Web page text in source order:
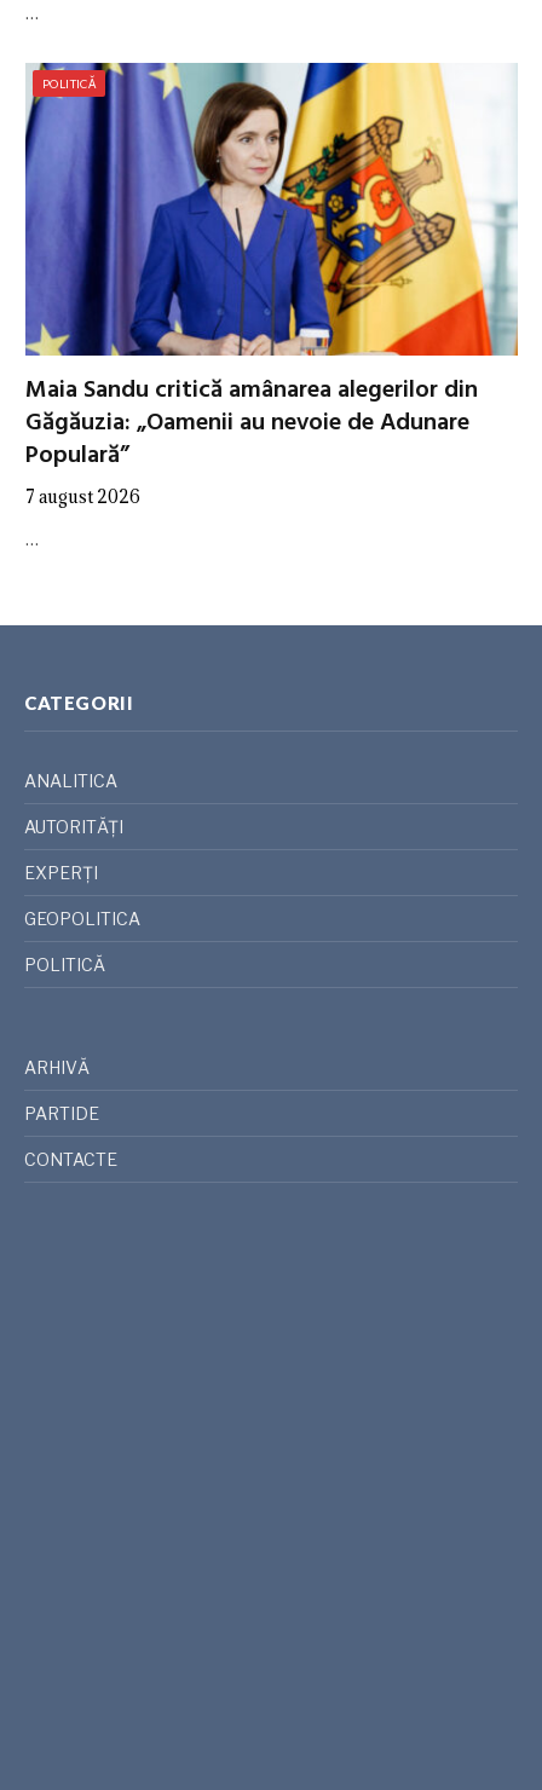
…
POLITICĂ
Maia Sandu critică amânarea alegerilor din
Găgăuzia: „Oamenii au nevoie de Adunare
Populară”
7 august 2026
…
CATEGORII
ANALITICA
AUTORITĂȚI
EXPERȚI
GEOPOLITICA
POLITICĂ
ARHIVĂ
PARTIDE
CONTACTE